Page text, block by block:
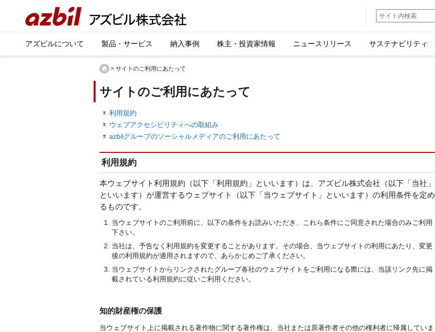
アズビルについて 製品・サービス 納入事例 株主・投資家情報 ニュースリリース サステナビリティ
> サイトのご利用にあたって
サイトのご利用にあたって
利用規約
ウェブアクセシビリティへの取組み
azbilグループのソーシャルメディアのご利用にあたって
利用規約
本ウェブサイト利用規約（以下「利用規約」といいます）は、アズビル株式会社（以下「当社」
といいます）が運営するウェブサイト（以下「当ウェブサイト」といいます）の利用条件を定め
るものです。
当ウェブサイトのご利用前に、以下の条件をお読みいただき、これら条件にご同意された場合のみご利用
下さい。
当社は、予告なく利用規約を変更することがあります。その場合、当ウェブサイトの利用にあたり、変更
後の利用規約が適用されますので、あらかじめご了承ください。
当ウェブサイトからリンクされたグループ各社のウェブサイトをご利用になる際には、当該リンク先に掲
載されている利用規約に従いご利用ください。
知的財産権の保護
当ウェブサイト上に掲載される著作物に関する著作権は、当社または原著作者その他の権利者に帰属していま